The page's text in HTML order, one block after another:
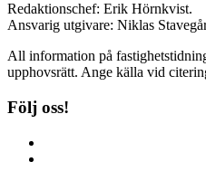
Redaktionschef: Erik Hörnkvist.
Ansvarig utgivare: Niklas
All information på
upphovsrätt. Ange källa vid
Följ oss!